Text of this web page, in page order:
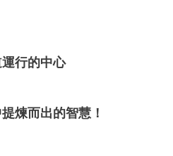
行的中心
煉而出的智慧！